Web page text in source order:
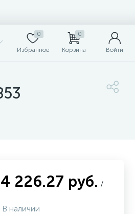
0
Избранное
0
Корзина Войти
226.27 руб. /
В наличии